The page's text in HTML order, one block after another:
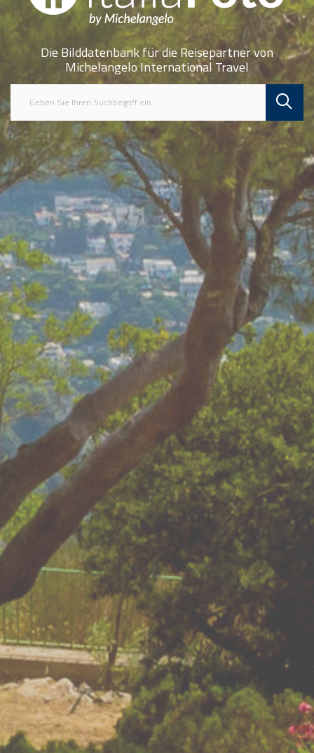
Die Bilddatenbank für die Reisepartner von
Michelangelo International Travel